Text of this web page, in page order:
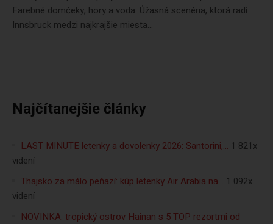
Farebné domčeky, hory a voda. Úžasná scenéria, ktorá radí
Innsbruck medzi najkrajšie miesta...
Najčítanejšie články
LAST MINUTE letenky a dovolenky 2026: Santorini,… 1 821x
videní
Thajsko za málo peňazí: kúp letenky Air Arabia na… 1 092x
videní
NOVINKA: tropický ostrov Hainan s 5 TOP rezortmi od